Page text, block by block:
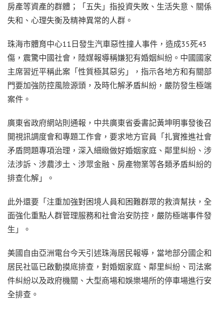
房產等資產的群體；「五失」指投資失敗、生活失意、關係
失和、心理失衡及精神異常的人群。
珠海市體育中心11日發生汽車惡性撞人事件，造成35死43
傷，震驚中國社會，陸媒報導稱嫌犯有婚姻糾紛。中國國家
主席習近平稱此案「性質極其惡劣」，指示各地方和有關部
門要加強防控風險源頭，及時化解矛盾糾紛，嚴防發生極端
案件。
廣東省政府網站則通報，中共廣東省委書記黃坤明事發後召
開視訊調度會和專題工作會，要求地方官員「扎實推進社會
矛盾問題專項治理，深入細緻做好婚姻家庭、鄰里糾紛、涉
法涉訴、涉農涉土、涉眾金融、房產物業等各類矛盾糾紛的
排查化解」。
此外還要「注重加強對困境人員和困難群眾的救濟幫扶，全
面強化重點人群管理服務和社會治安防控，嚴防極端事件發
生」。
美國自由亞洲電台今天引述珠海居民報導，當地部分國企和
居民社區已啟動摸底排查，對婚姻家庭、鄰里糾紛、司法案
件糾紛以及政府機關、大型商場和娛樂場所的停車場進行安
全排查。